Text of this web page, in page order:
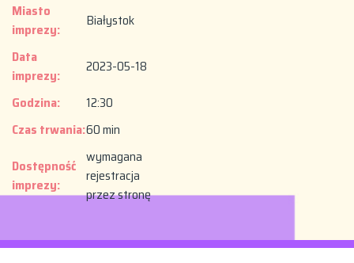
Miasto
imprezy:
Białystok
Data
imprezy:
2023-05-18
Godzina:
12:30
Czas trwania:60 min
Dostępność
imprezy:
wymagana
rejestracja
przez stronę